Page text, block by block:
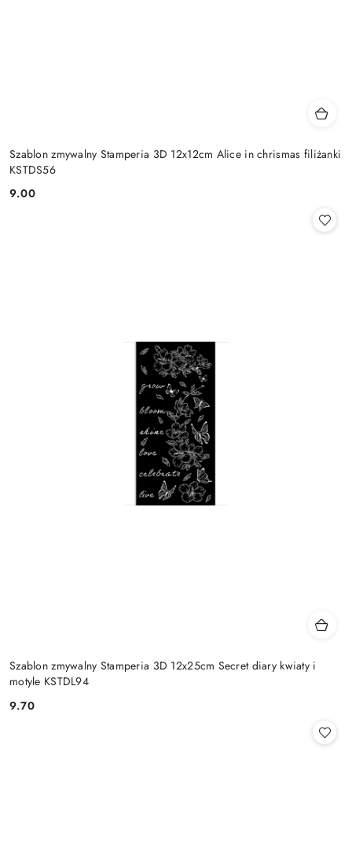
Szablon zmywalny Stamperia 3D 12x12cm Alice in chrismas filiżanki
KSTDS56
Cena:
9.00
Szablon zmywalny Stamperia 3D 12x25cm Secret diary kwiaty i
motyle KSTDL94
Cena:
9.70